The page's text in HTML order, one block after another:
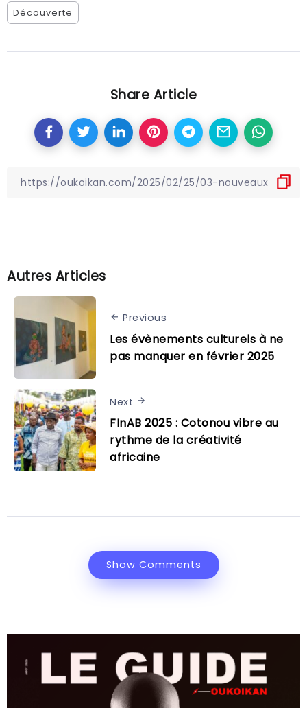
Découverte
Share Article
Autres Articles
Previous
Les évènements culturels à ne
pas manquer en février 2025
Next
FInAB 2025 : Cotonou vibre au
rythme de la créativité
africaine
Show Comments